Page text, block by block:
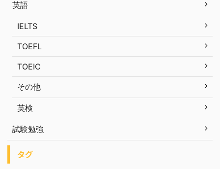
英語
IELTS
TOEFL
TOEIC
その他
英検
試験勉強
タグ